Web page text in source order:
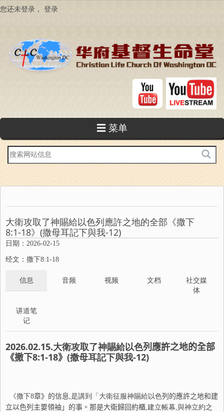
跳
您还未登录， 登录
☰ 菜单
站
内
搜
索
大衛攻取了神賜給以色列應許之地的全部《撒下
8:1-18》(撒母耳記下與我-12)
日期：2026-02-15
经文：撒下8:1-18
信息 音频 视频 文档
社交媒
体
讲道笔
记
2026.02.15.大衛攻取了神賜給以色列 應許之地的全部
《撒下8:1-18》 (撒母耳記下與我-12)
《撒下8章》的信息,是講到「大衛征服神賜給以色列 的應許之地和建
立以色列 主要領袖」的事。那是大衛歸回約櫃,建立帳幕,與神立約之